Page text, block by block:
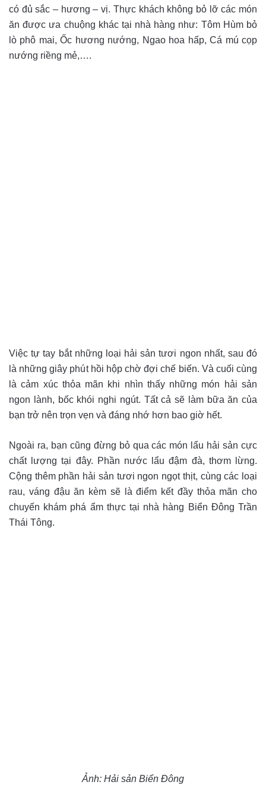
có đủ sắc – hương – vị. Thực khách không bỏ lỡ các món
ăn được ưa chuộng khác tại nhà hàng như: Tôm Hùm bỏ
lò phô mai, Ốc hương nướng, Ngao hoa hấp, Cá mú cọp
nướng riềng mẻ,….
Việc tự tay bắt những loại hải sản tươi ngon nhất, sau đó
là những giây phút hồi hộp chờ đợi chế biến. Và cuối cùng
là cảm xúc thỏa mãn khi nhìn thấy những món hải sản
ngon lành, bốc khói nghi ngút. Tất cả sẽ làm bữa ăn của
bạn trở nên trọn vẹn và đáng nhớ hơn bao giờ hết.
Ngoài ra, bạn cũng đừng bỏ qua các món lẩu hải sản cực
chất lượng tại đây. Phần nước lẩu đậm đà, thơm lừng.
Cộng thêm phần hải sản tươi ngon ngọt thịt, cùng các loại
rau, váng đậu ăn kèm sẽ là điểm kết đầy thỏa mãn cho
chuyến khám phá ẩm thực tại nhà hàng Biển Đông Trần
Thái Tông.
Ảnh: Hải sản Biển Đông